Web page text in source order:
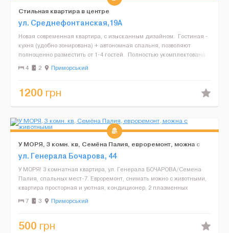
Стильная квартира в центре
ул. Среднефонтанская,19А
Новая современная квартира, с изысканным дизайном. Гостиная -
кухня (удобно зонирована) + автономная спальня, позволяют
полноценно разместить от 1-4 гостей. Полностью укомплектована
постельными и банными принадлежнос...
4 2 Приморський
1200 грн
У МОРЯ, 3 комн. кв, Семёна Палия, евроремонт, можна с
животными
ул. Генерала Бочарова, 44
У МОРЯ! 3 комнатная квартира, ул. Генерала БОЧАРОВА/Семена
Палия, спальных мест-7. Евроремонт, снимать можно с животными,
квартира просторная и уютная, кондиционер, 2 плазменных
телевизора, удобная транспортная развязка, магазин и...
7 3 Приморський
500 грн